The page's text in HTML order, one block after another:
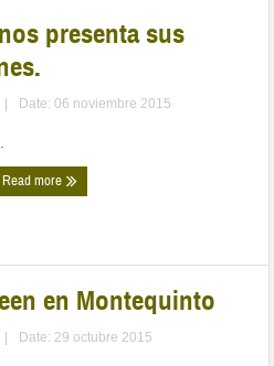
presenta sus
Date: 06 noviembre 2015
Read more
en Montequinto
Date: 29 octubre 2015